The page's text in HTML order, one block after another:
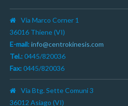
Via Marco Corner 1
36016 Thiene (VI)
E-mail: info@centrokinesis.com
Tel.: 0445/820036
Fax: 0445/820036
Via Btg. Sette Comuni 3
36012 Asiago (VI)